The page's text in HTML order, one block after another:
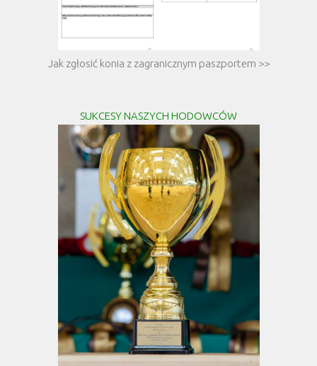
Jak zgłosić konia z zagranicznym paszportem >>
SUKCESY NASZYCH HODOWCÓW